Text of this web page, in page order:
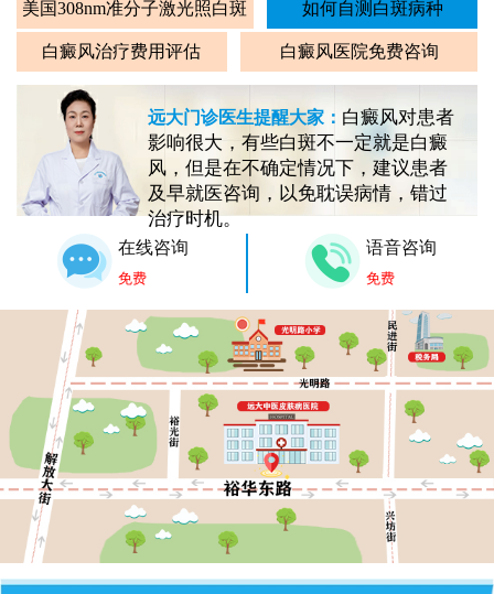
美国308nm准分子激光照白斑 如何自测白斑病种
白癜风治疗费用评估 白癜风医院免费咨询
远大门诊医生提醒大家： 白癜风对患者
影响很大，有些白斑不一定就是白癜
风，但是在不确定情况下，建议患者
及早就医咨询，以免耽误病情，错过
治疗时机。
在线咨询
免费
语音咨询
免费